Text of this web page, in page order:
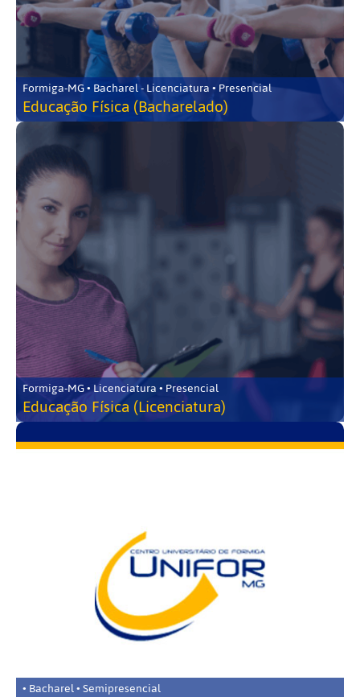
Formiga-MG • Bacharel - Licenciatura • Presencial
Educação Física (Bacharelado)
Formiga-MG • Licenciatura • Presencial
Educação Física (Licenciatura)
• Bacharel • Semipresencial